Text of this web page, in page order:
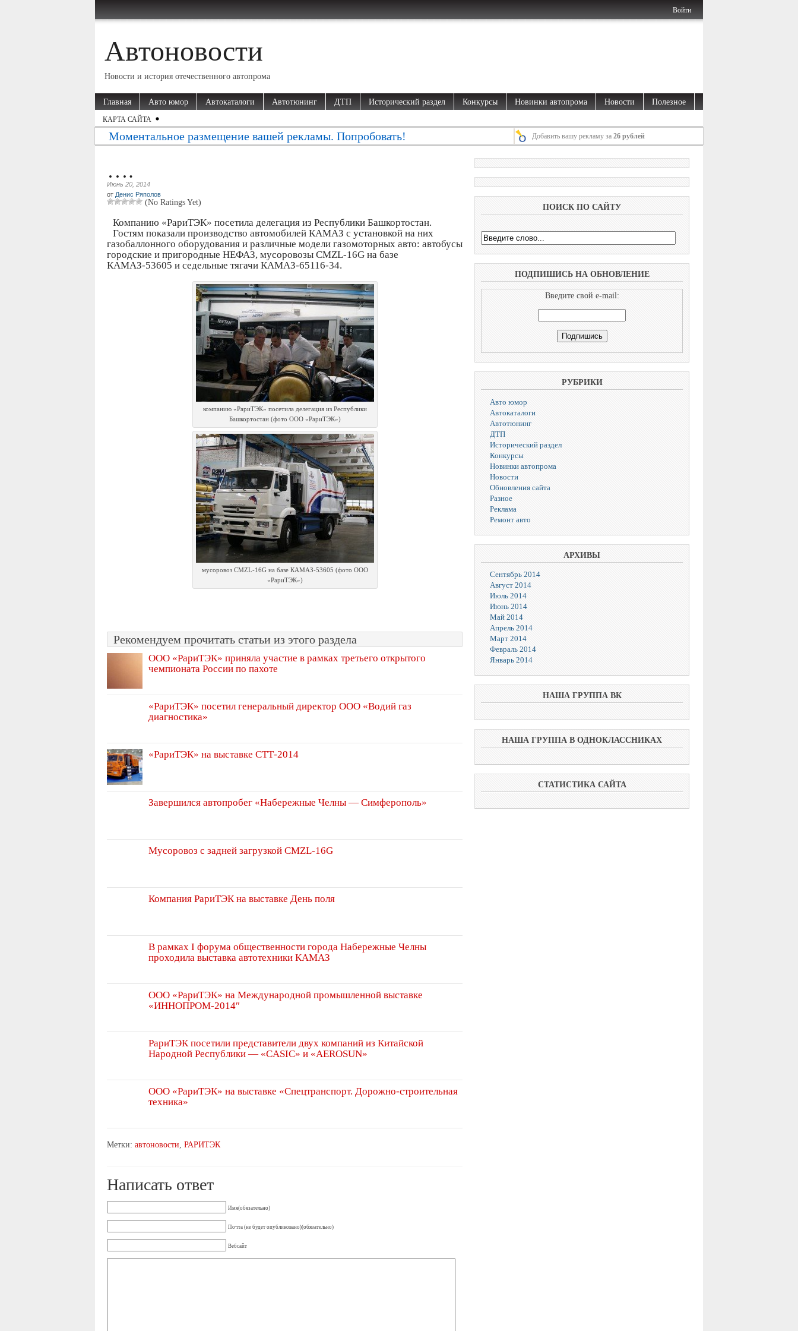
Войти
Автоновости
Новости и история отечественного автопрома
Главная Авто юмор Автокаталоги Автотюнинг ДТП Исторический раздел Конкурсы Новинки автопрома Новости Полезное
КАРТА САЙТА
Моментальное размещение вашей рекламы. Попробовать! Добавить вашу рекламу за26 рублей
….
Июнь 20, 2014
от Денис Ряполов
(No Ratings Yet)
Компанию «РариТЭК» посетила делегация из Республики Башкортостан.
Гостям показали производство автомобилей КАМАЗ с установкой на них
газобаллонного оборудования и различные модели газомоторных авто: автобусы
городские и пригородные НЕФАЗ, мусоровозы CMZL-16G на базе
КАМАЗ-53605 и седельные тягачи КАМАЗ-65116-34.
компанию «РариТЭК» посетила делегация из Республики
Башкортостан (фото ООО «РариТЭК»)
мусоровоз CMZL-16G на базе КАМАЗ-53605 (фото ООО
«РариТЭК»)
Рекомендуем прочитать статьи из этого раздела
ООО «РариТЭК» приняла участие в рамках третьего открытого
чемпионата России по пахоте
«РариТЭК» посетил генеральный директор ООО «Водий газ
диагностика»
«РариТЭК» на выставке СТТ-2014
Завершился автопробег «Набережные Челны — Симферополь»
Мусоровоз с задней загрузкой CMZL-16G
Компания РариТЭК на выставке День поля
В рамках I форума общественности города Набережные Челны
проходила выставка автотехники КАМАЗ
ООО «РариТЭК» на Международной промышленной выставке
«ИННОПРОМ-2014″
РариТЭК посетили представители двух компаний из Китайской
Народной Республики — «CASIC» и «AEROSUN»
ООО «РариТЭК» на выставке «Спецтранспорт. Дорожно-строительная
техника»
Метки: автоновости РАРИТЭК
Написать ответ
Имя(обязательно)
Почта (не будет опубликовано)(обязательно)
Вебсайт
ПОИСК ПО САЙТУ
ПОДПИШИСЬ НА ОБНОВЛЕНИЕ
Введите свой e-mail:
РУБРИКИ
Авто юмор
Автокаталоги
Автотюнинг
ДТП
Исторический раздел
Конкурсы
Новинки автопрома
Новости
Обновления сайта
Разное
Реклама
Ремонт авто
АРХИВЫ
Сентябрь 2014
Август 2014
Июль 2014
Июнь 2014
Май 2014
Апрель 2014
Март 2014
Февраль 2014
Январь 2014
НАША ГРУППА ВК
НАША ГРУППА В ОДНОКЛАССНИКАХ
СТАТИСТИКА САЙТА